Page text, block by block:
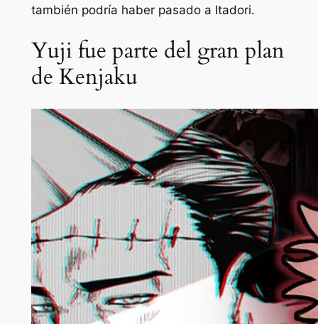
también podría haber pasado a Itadori.
Yuji fue parte del gran plan
de Kenjaku